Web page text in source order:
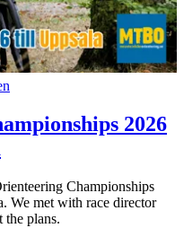
2026
Championships
We met with race director
the plans.